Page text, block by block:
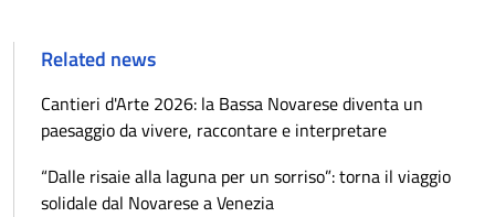
Related news
Cantieri d'Arte 2026: la Bassa Novarese diventa un
paesaggio da vivere, raccontare e interpretare
“Dalle risaie alla laguna per un sorriso”: torna il viaggio
solidale dal Novarese a Venezia